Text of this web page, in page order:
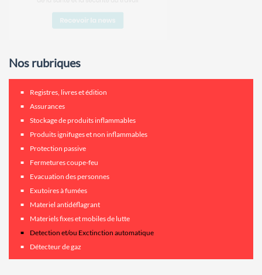
Nos rubriques
Registres, livres et édition
Assurances
Stockage de produits inflammables
Produits ignifuges et non inflammables
Protection passive
Fermetures coupe-feu
Evacuation des personnes
Exutoires à fumées
Materiel antidéflagrant
Materiels fixes et mobiles de lutte
Detection et/ou Exctinction automatique
Détecteur de gaz